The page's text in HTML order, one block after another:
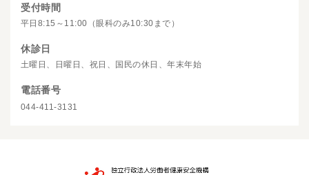
受付時間
平日8:15～11:00（眼科のみ10:30まで）
休診日
土曜日、日曜日、祝日、国民の休日、年末年始
電話番号
044-411-3131